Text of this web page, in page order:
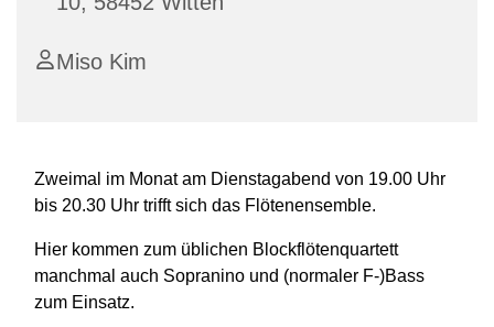
Miso Kim
Zweimal im Monat am Dienstagabend von 19.00 Uhr
bis 20.30 Uhr trifft sich das Flötenensemble.
Hier kommen zum üblichen Blockflötenquartett
manchmal auch Sopranino und (normaler F-)Bass
zum Einsatz.